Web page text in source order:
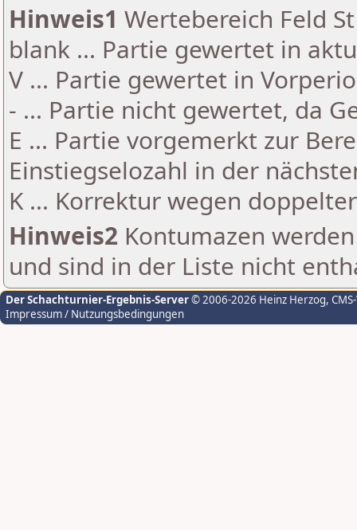
Hinweis1 Wertebereich Feld
blank ... Partie gewertet in
V ... Partie gewertet in
- ... Partie nicht gewertet, da
E ... Partie vorgemerkt zur
Einstiegselozahl in der
K ... Korrektur wegen
Hinweis2 Kontumazen
und sind in der Liste nicht
Der Schachturnier-Ergebnis-Server© 2006-2026 Heinz Herzog,
Impressum / Nutzungsbedingungen